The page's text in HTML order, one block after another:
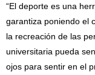
“El deporte es una
garantiza poniendo el
la recreación de las
universitaria pueda
ojos para sentir en el